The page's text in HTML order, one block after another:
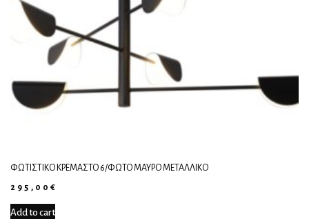
ΦΩΤΙΣΤΙΚΌ ΚΡΕΜΑΣΤΌ 6/ΦΏΤΟ ΜΑΎΡΟ ΜΕΤΑΛΛΙΚΌ
295,00€
Add to cart